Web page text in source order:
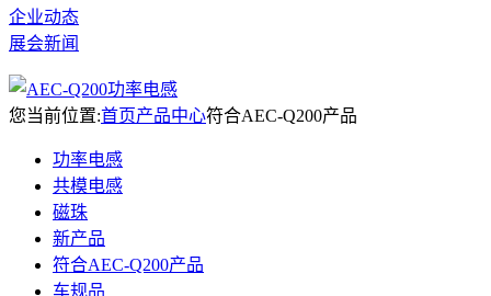
企业动态
展会新闻
您当前位置:首页产品中心符合AEC-Q200产品
功率电感
共模电感
磁珠
新产品
符合AEC-Q200产品
车规品